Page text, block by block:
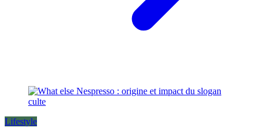
Lifestyle